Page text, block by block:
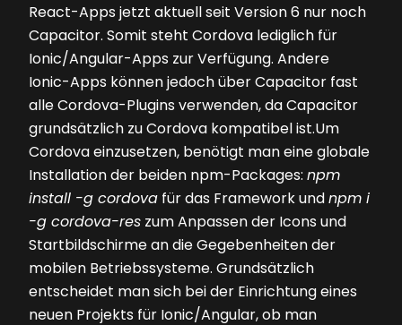
React-Apps jetzt aktuell seit Version 6 nur noch
Capacitor. Somit steht Cordova lediglich für
Ionic/Angular-Apps zur Verfügung. Andere
Ionic-Apps können jedoch über Capacitor fast
alle Cordova-Plugins verwenden, da Capacitor
grundsätzlich zu Cordova kompatibel ist.Um
Cordova einzusetzen, benötigt man eine globale
Installation der beiden npm-Packages: npm
install -g cordova für das Framework undnpm i
-g cordova-res zum Anpassen der Icons und
Startbildschirme an die Gegebenheiten der
mobilen Betriebssysteme. Grundsätzlich
entscheidet man sich bei der Einrichtung eines
neuen Projekts für Ionic/Angular, ob man